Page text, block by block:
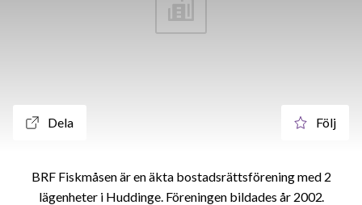
Dela Följ
BRF Fiskmåsen är en äkta bostadsrättsförening med 2
lägenheter i Huddinge. Föreningen bildades år 2002